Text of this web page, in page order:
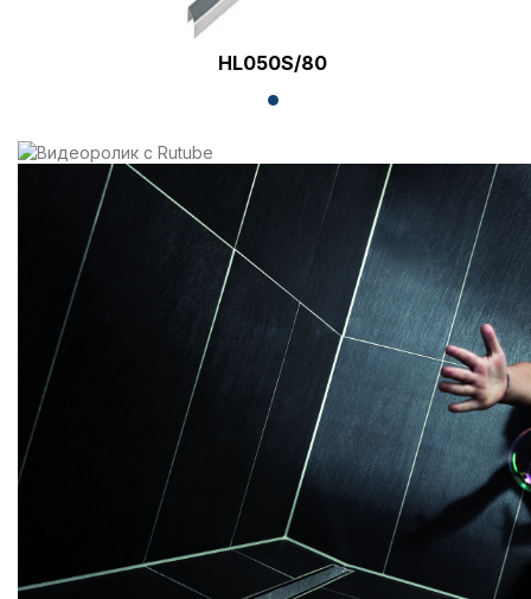
HL050S/80